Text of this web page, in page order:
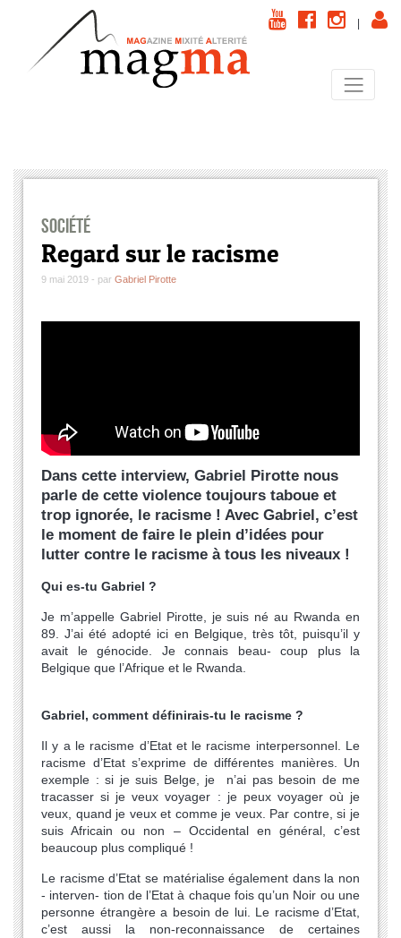
Société
Regard sur le racisme
9 mai 2019 - par Gabriel Pirotte
Dans cette interview, Gabriel Pirotte nous
parle de cette violence toujours taboue et
trop ignorée, le racisme ! Avec Gabriel, c’est
le moment de faire le plein d’idées pour
lutter contre le racisme à tous les niveaux !
Qui es-tu Gabriel ?
Je m’appelle Gabriel Pirotte, je suis né au Rwanda en
89. J’ai été adopté ici en Belgique, très tôt, puisqu’il y
avait le génocide. Je connais beau- coup plus la
Belgique que l’Afrique et le Rwanda.
Gabriel, comment définirais-tu le racisme ?
Il y a le racisme d’Etat et le racisme interpersonnel. Le
racisme d’Etat s’exprime de différentes manières. Un
exemple : si je suis Belge, je n’ai pas besoin de me
tracasser si je veux voyager : je peux voyager où je
veux, quand je veux et comme je veux. Par contre, si je
suis Africain ou non – Occidental en général, c’est
beaucoup plus compliqué !
Le racisme d’Etat se matérialise également dans la non
- interven- tion de l’Etat à chaque fois qu’un Noir ou une
personne étrangère a besoin de lui. Le racisme d’Etat,
c’est aussi la non-reconnaissance de certaines